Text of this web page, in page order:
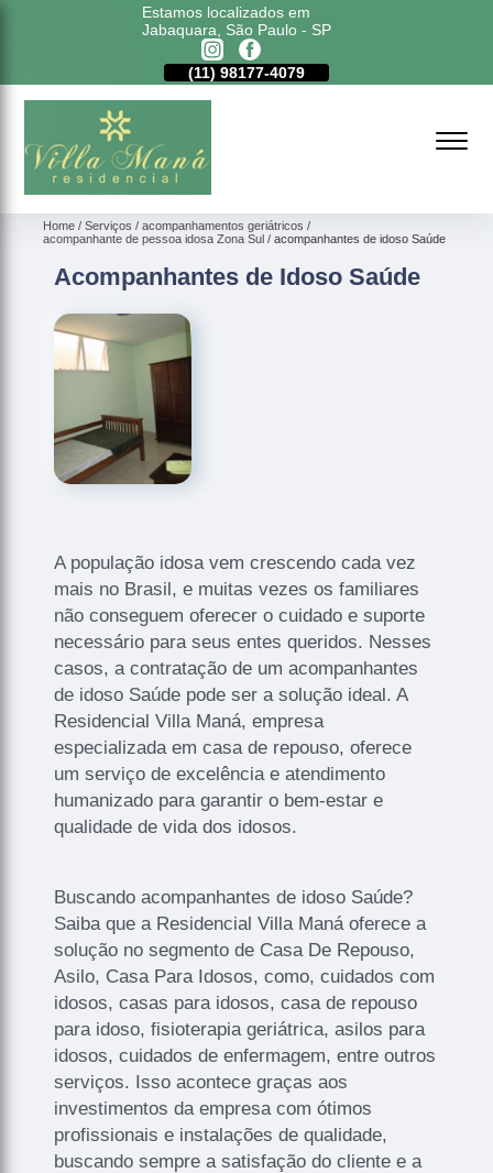
Estamos localizados em
Jabaquara, São Paulo - SP
(11) 98177-4079
Home Serviços
acompanhamentos geriátricos
acompanhante de pessoa idosa Zona Sul
acompanhantes de idoso Saúde
Acompanhantes de Idoso Saúde
A população idosa vem crescendo cada vez
mais no Brasil, e muitas vezes os familiares
não conseguem oferecer o cuidado e suporte
necessário para seus entes queridos. Nesses
casos, a contratação de um acompanhantes
de idoso Saúde pode ser a solução ideal. A
Residencial Villa Maná, empresa
especializada em casa de repouso, oferece
um serviço de excelência e atendimento
humanizado para garantir o bem-estar e
qualidade de vida dos idosos.
Buscando acompanhantes de idoso Saúde?
Saiba que a Residencial Villa Maná oferece a
solução no segmento de Casa De Repouso,
Asilo, Casa Para Idosos, como, cuidados com
idosos, casas para idosos, casa de repouso
para idoso, fisioterapia geriátrica, asilos para
idosos, cuidados de enfermagem, entre outros
serviços. Isso acontece graças aos
investimentos da empresa com ótimos
profissionais e instalações de qualidade,
buscando sempre a satisfação do cliente e a